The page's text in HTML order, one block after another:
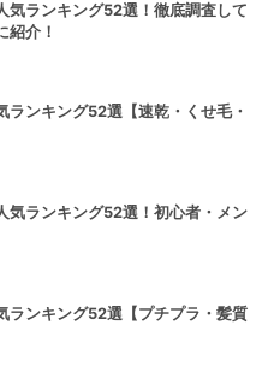
気ランキング52選！徹底調査して
紹介！
ランキング52選【速乾・くせ毛・
気ランキング52選！初心者・メン
ランキング52選【プチプラ・髪質